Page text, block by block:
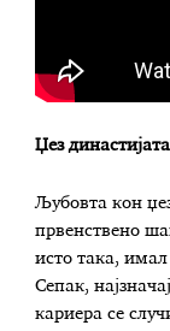
Џез
Љубовта кон
првенствено
исто така,
Сепак,
кариера се